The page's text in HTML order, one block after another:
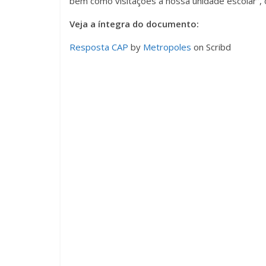
Veja a íntegra do documento:
Resposta CAP by Metropoles on Scribd